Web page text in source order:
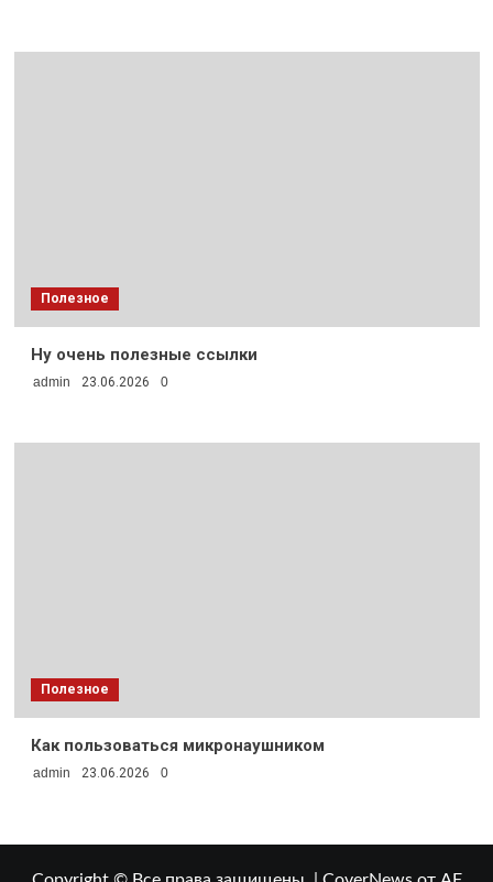
Полезное
Ну очень полезные ссылки
admin 23.06.2026 0
Полезное
Как пользоваться микронаушником
admin 23.06.2026 0